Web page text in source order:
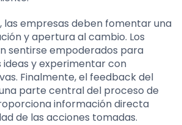
las empresas deben fomentar una
y apertura al cambio. Los
sentirse empoderados para
y experimentar con
Finalmente, el feedback del
parte central del proceso de
información directa
de las acciones tomadas.